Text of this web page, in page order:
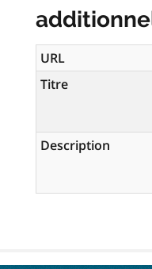
URL
Titre
Description